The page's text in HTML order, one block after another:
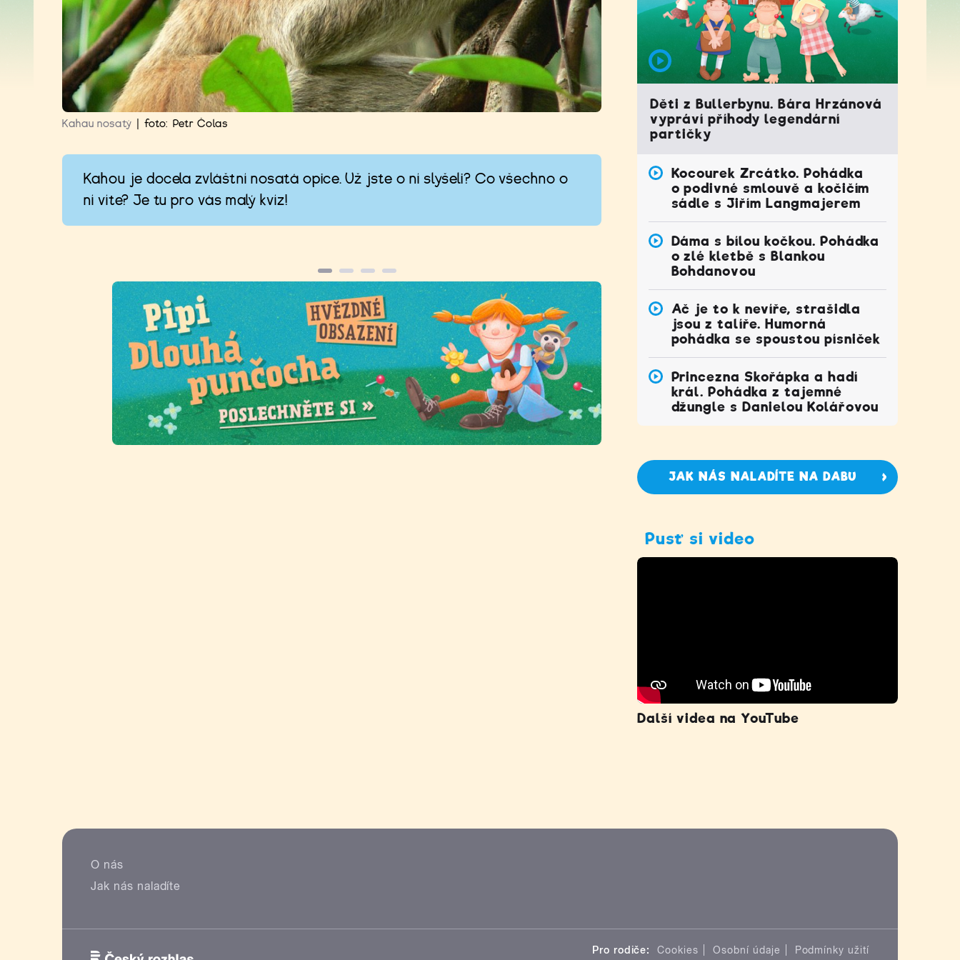
Kahau nosatý foto: Petr Čolas
Kahou je docela zvláštní nosatá opice. Už jste o ní slyšeli? Co všechno o
ní víte? Je tu pro vás malý kvíz!
Děti z Bullerbynu. Bára Hrzánová
vypráví příhody legendární
partičky
Kocourek Zrcátko. Pohádka
o podivné smlouvě a kočičím
sádle s Jiřím Langmajerem
Dáma s bílou kočkou. Pohádka
o zlé kletbě s Blankou
Bohdanovou
Ač je to k nevíře, strašidla
jsou z talíře. Humorná
pohádka se spoustou písniček
Princezna Skořápka a hadí
král. Pohádka z tajemné
džungle s Danielou Kolářovou
JAK NÁS NALADÍTE NA DABU
Pusť si video
Další videa na YouTube
O nás
Jak nás naladíte
Pro rodiče: Cookies Osobní údaje Podmínky užití